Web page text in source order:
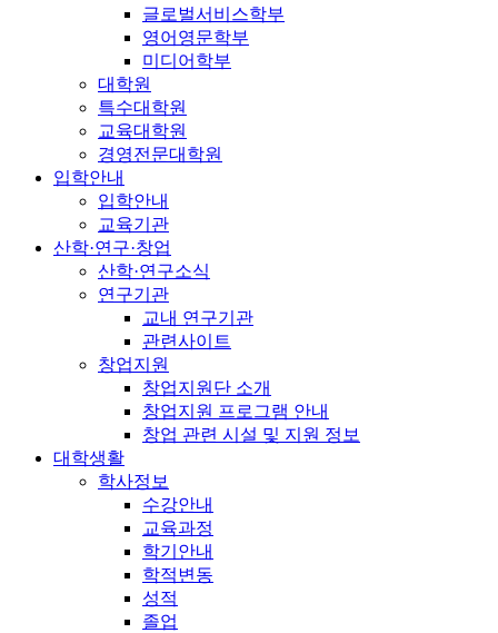
글로벌서비스학부
영어영문학부
미디어학부
대학원
특수대학원
교육대학원
경영전문대학원
입학안내
입학안내
교육기관
산학·연구·창업
산학·연구소식
연구기관
교내 연구기관
관련사이트
창업지원
창업지원단 소개
창업지원 프로그램 안내
창업 관련 시설 및 지원 정보
대학생활
학사정보
수강안내
교육과정
학기안내
학적변동
성적
졸업